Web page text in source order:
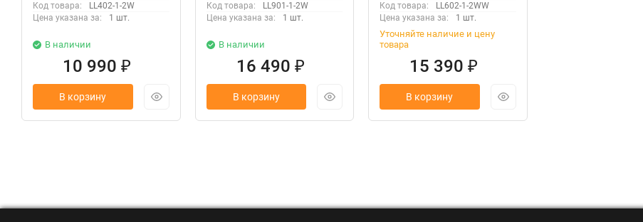
Код товара:
LL402-1-2W
Цена указана за:
1 шт.
В наличии
10 990₽
В корзину
Код товара:
LL901-1-2W
Цена указана за:
1 шт.
В наличии
16 490 ₽
В корзину
Код товара:
LL602-1-2WW
Цена указана за:
1 шт.
Уточняйте наличие и цену
товара
15 390₽
В корзину